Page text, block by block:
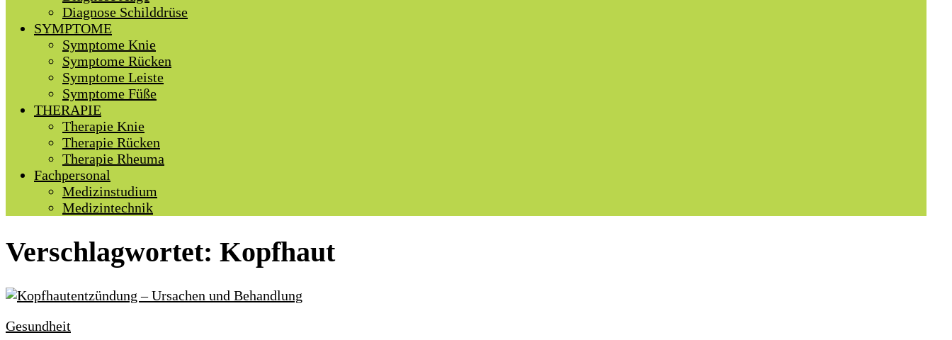
Diagnose Schilddrüse
SYMPTOME
Symptome Knie
Symptome Rücken
Symptome Leiste
Symptome Füße
THERAPIE
Therapie Knie
Therapie Rücken
Therapie Rheuma
Fachpersonal
Medizinstudium
Medizintechnik
Verschlagwortet: Kopfhaut
Gesundheit